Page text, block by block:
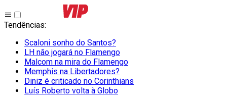
Tendências:
Scaloni sonho do Santos?
LH não jogará no Flamengo
Malcom na mira do Flamengo
Memphis na Libertadores?
Diniz é criticado no Corinthians
Luís Roberto volta à Globo